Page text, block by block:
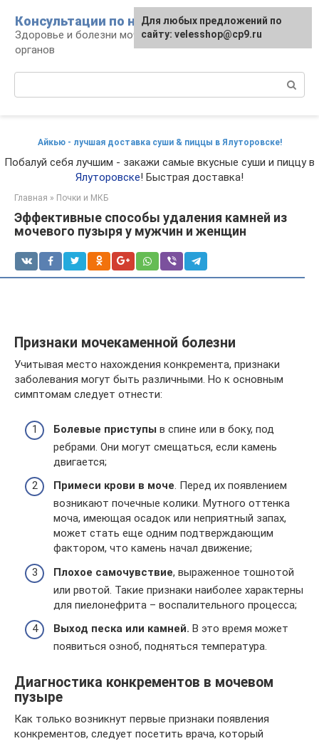
контенту
Консультации по нефрологии
Здоровье и болезни мочевыделительных
органов
Айкью - лучшая доставка суши & пиццы в Ялуторовске!
Побалуй себя лучшим - закажи самые вкусные суши и пиццу в
Ялуторовске! Быстрая доставка!
Главная » Почки и МКБ
Эффективные способы удаления камней из
мочевого пузыря у мужчин и женщин
Признаки мочекаменной болезни
Учитывая место нахождения конкремента, признаки
заболевания могут быть различными. Но к основным
симптомам следует отнести:
Болевые приступы в спине или в боку, под
ребрами. Они могут смещаться, если камень
двигается;
Примеси крови в моче. Перед их появлением
возникают почечные колики. Мутного оттенка
моча, имеющая осадок или неприятный запах,
может стать еще одним подтверждающим
фактором, что камень начал движение;
Плохое самочувствие, выраженное тошнотой
или рвотой. Такие признаки наиболее характерны
для пиелонефрита – воспалительного процесса;
Выход песка или камней. В это время может
появиться озноб, подняться температура.
Диагностика конкрементов в мочевом
пузыре
Как только возникнут первые признаки появления
конкрементов, следует посетить врача, который
Для любых предложений по
сайту: velesshop@cp9.ru